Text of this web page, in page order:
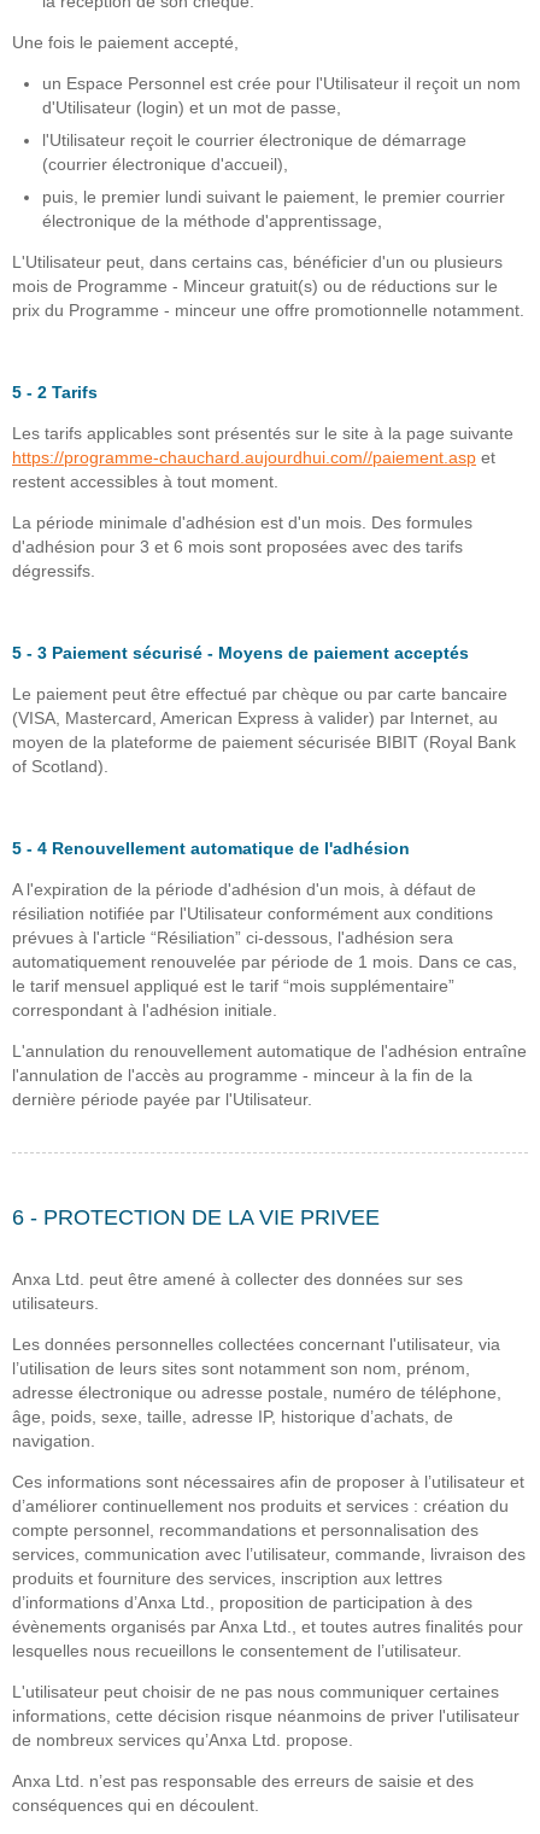
Une fois le paiement accepté,
un Espace Personnel est crée pour l'Utilisateur il reçoit un nom
d'Utilisateur (login) et un mot de passe,
l'Utilisateur reçoit le courrier électronique de démarrage
(courrier électronique d'accueil),
puis, le premier lundi suivant le paiement, le premier courrier
électronique de la méthode d'apprentissage,
L'Utilisateur peut, dans certains cas, bénéficier d'un ou plusieurs
mois de Programme - Minceur gratuit(s) ou de réductions sur le
prix du Programme - minceur une offre promotionnelle notamment.
5 - 2 Tarifs
Les tarifs applicables sont présentés sur le site à la page suivante
https://programme-chauchard.aujourdhui.com//paiement.asp et
restent accessibles à tout moment.
La période minimale d'adhésion est d'un mois. Des formules
d'adhésion pour 3 et 6 mois sont proposées avec des tarifs
dégressifs.
5 - 3 Paiement sécurisé - Moyens de paiement acceptés
Le paiement peut être effectué par chèque ou par carte bancaire
(VISA, Mastercard, American Express à valider) par Internet, au
moyen de la plateforme de paiement sécurisée BIBIT (Royal Bank
of Scotland).
5 - 4 Renouvellement automatique de l'adhésion
A l'expiration de la période d'adhésion d'un mois, à défaut de
résiliation notifiée par l'Utilisateur conformément aux conditions
prévues à l'article “Résiliation” ci-dessous, l'adhésion sera
automatiquement renouvelée par période de 1 mois. Dans ce cas,
le tarif mensuel appliqué est le tarif “mois supplémentaire”
correspondant à l'adhésion initiale.
L'annulation du renouvellement automatique de l'adhésion entraîne
l'annulation de l'accès au programme - minceur à la fin de la
dernière période payée par l'Utilisateur.
6 - PROTECTION DE LA VIE PRIVEE
Anxa Ltd. peut être amené à collecter des données sur ses
utilisateurs.
Les données personnelles collectées concernant l'utilisateur, via
l’utilisation de leurs sites sont notamment son nom, prénom,
adresse électronique ou adresse postale, numéro de téléphone,
âge, poids, sexe, taille, adresse IP, historique d’achats, de
navigation.
Ces informations sont nécessaires afin de proposer à l’utilisateur et
d’améliorer continuellement nos produits et services : création du
compte personnel, recommandations et personnalisation des
services, communication avec l’utilisateur, commande, livraison des
produits et fourniture des services, inscription aux lettres
d’informations d’Anxa Ltd., proposition de participation à des
évènements organisés par Anxa Ltd., et toutes autres finalités pour
lesquelles nous recueillons le consentement de l’utilisateur.
L'utilisateur peut choisir de ne pas nous communiquer certaines
informations, cette décision risque néanmoins de priver l'utilisateur
de nombreux services qu’Anxa Ltd. propose.
Anxa Ltd. n’est pas responsable des erreurs de saisie et des
conséquences qui en découlent.